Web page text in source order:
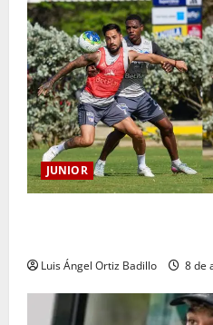
JUNIOR
Luis Ángel Ortiz Badillo 8 de